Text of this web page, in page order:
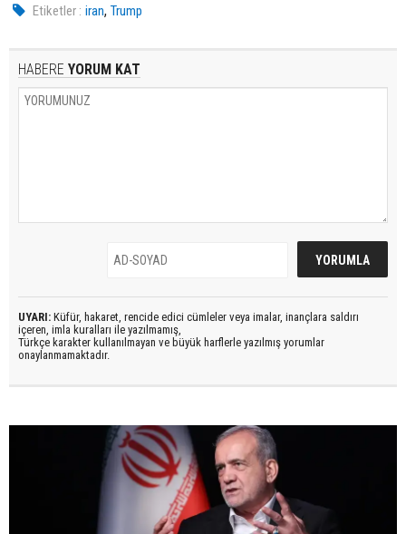
Etiketler : iran,Trump
HABERE YORUM KAT
UYARI: Küfür, hakaret, rencide edici cümleler veya imalar, inançlara saldırı
içeren, imla kuralları ile yazılmamış,
Türkçe karakter kullanılmayan ve büyük harflerle yazılmış yorumlar
onaylanmamaktadır.